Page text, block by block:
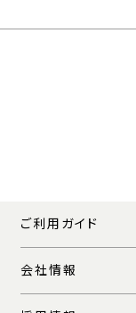
ご利用ガイド
会社情報